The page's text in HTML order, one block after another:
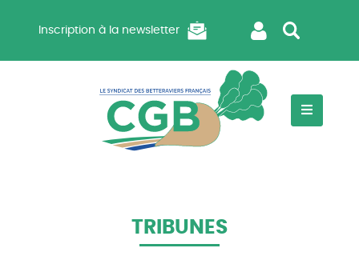
Inscription à la newsletter
TRIBUNES